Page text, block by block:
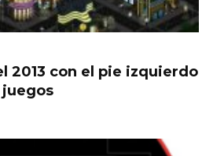
2013 con el pie izquierdo
juegos